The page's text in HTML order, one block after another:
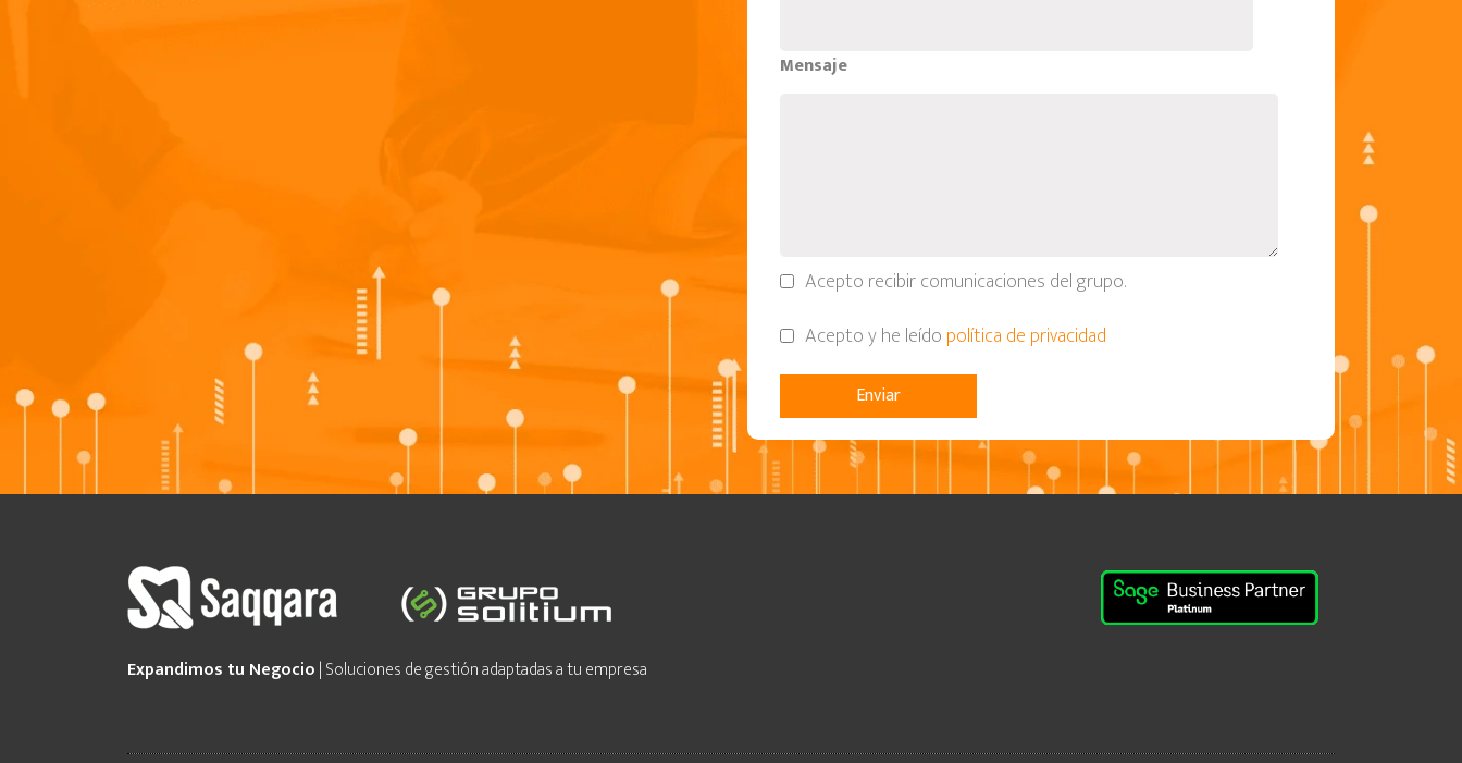
Mensaje
Acepto recibir comunicaciones del grupo.
Acepto y he leído política de privacidad
Expandimos tu Negocio| Soluciones de gestión adaptadas a tu empresa